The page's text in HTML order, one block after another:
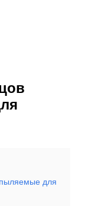
для